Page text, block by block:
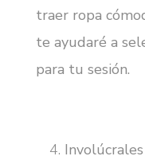
traer ropa
te ayudaré a
para tu sesión.